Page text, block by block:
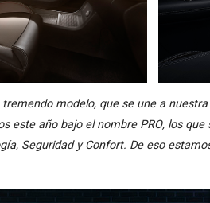
tremendo modelo, que se une a
este año bajo el nombre PRO, los
Seguridad y Confort. De eso